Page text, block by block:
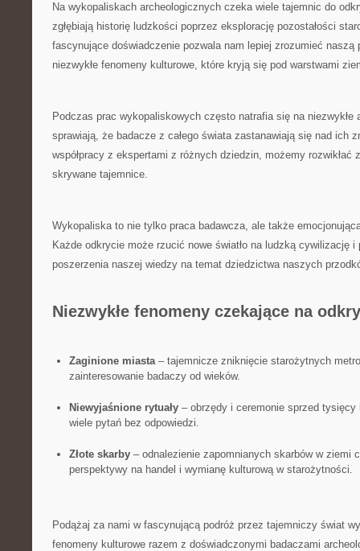
Na wykopaliskach archeologicznych czeka wiele tajemnic do
zgłębiają historię ludzkości poprzez eksplorację pozostałości
fascynujące doświadczenie pozwala nam lepiej zrozumieć naszą
niezwykłe fenomeny kulturowe, które kryją się pod ⁣warstwami
Podczas prac wykopaliskowych często⁣ natrafia⁤ się na
sprawiają, że badacze z całego świata zastanawiają się nad‍ ich
współpracy z ekspertami z ‍różnych ⁣dziedzin, możemy rozwikłać
skrywane tajemnice.
Wykopaliska to nie tylko praca badawcza, ‌ale także
Każde⁣ odkrycie może rzucić nowe światło ⁤na ludzką cywilizację
poszerzenia naszej wiedzy na temat ⁣dziedzictwa naszych
Niezwykłe fenomeny czekające na
Zaginione miasta– tajemnicze zniknięcie ⁢starożytnych
zainteresowanie badaczy od wieków.
Niewyjaśnione rytuały– obrzędy i ceremonie ⁢sprzed tysięcy
wiele pytań bez ‌odpowiedzi.
Złote skarby– odnalezienie zapomnianych skarbów w ziemi
perspektywy na handel i wymianę kulturową w starożytności.
Podążaj za nami w fascynującą ‍podróż przez ‌tajemniczy świat
fenomeny kulturowe razem z doświadczonymi badaczami